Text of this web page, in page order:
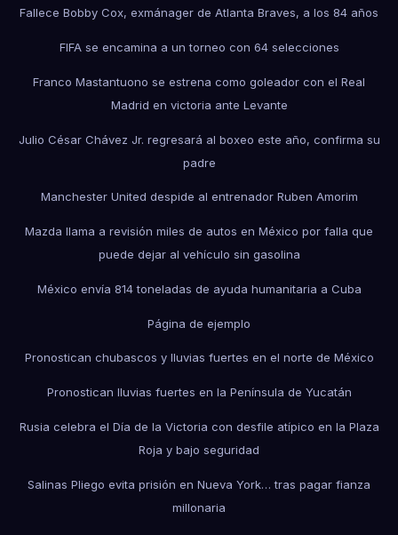
Fallece Bobby Cox, exmánager de Atlanta Braves, a los 84 años
FIFA se encamina a un torneo con 64 selecciones
Franco Mastantuono se estrena como goleador con el Real
Madrid en victoria ante Levante
Julio César Chávez Jr. regresará al boxeo este año, confirma su
padre
Manchester United despide al entrenador Ruben Amorim
Mazda llama a revisión miles de autos en México por falla que
puede dejar al vehículo sin gasolina
México envía 814 toneladas de ayuda humanitaria a Cuba
Página de ejemplo
Pronostican chubascos y lluvias fuertes en el norte de México
Pronostican lluvias fuertes en la Península de Yucatán
Rusia celebra el Día de la Victoria con desfile atípico en la Plaza
Roja y bajo seguridad
Salinas Pliego evita prisión en Nueva York… tras pagar fianza
millonaria